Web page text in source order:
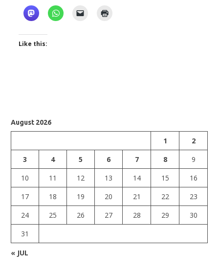
Like this:
August 2026
1
2
3
4 5 6 7 8
9
10
11 12 13 14 15
16
17
18 19 20 21 22
23
24
25 26 27 28 29
30
31
« JUL